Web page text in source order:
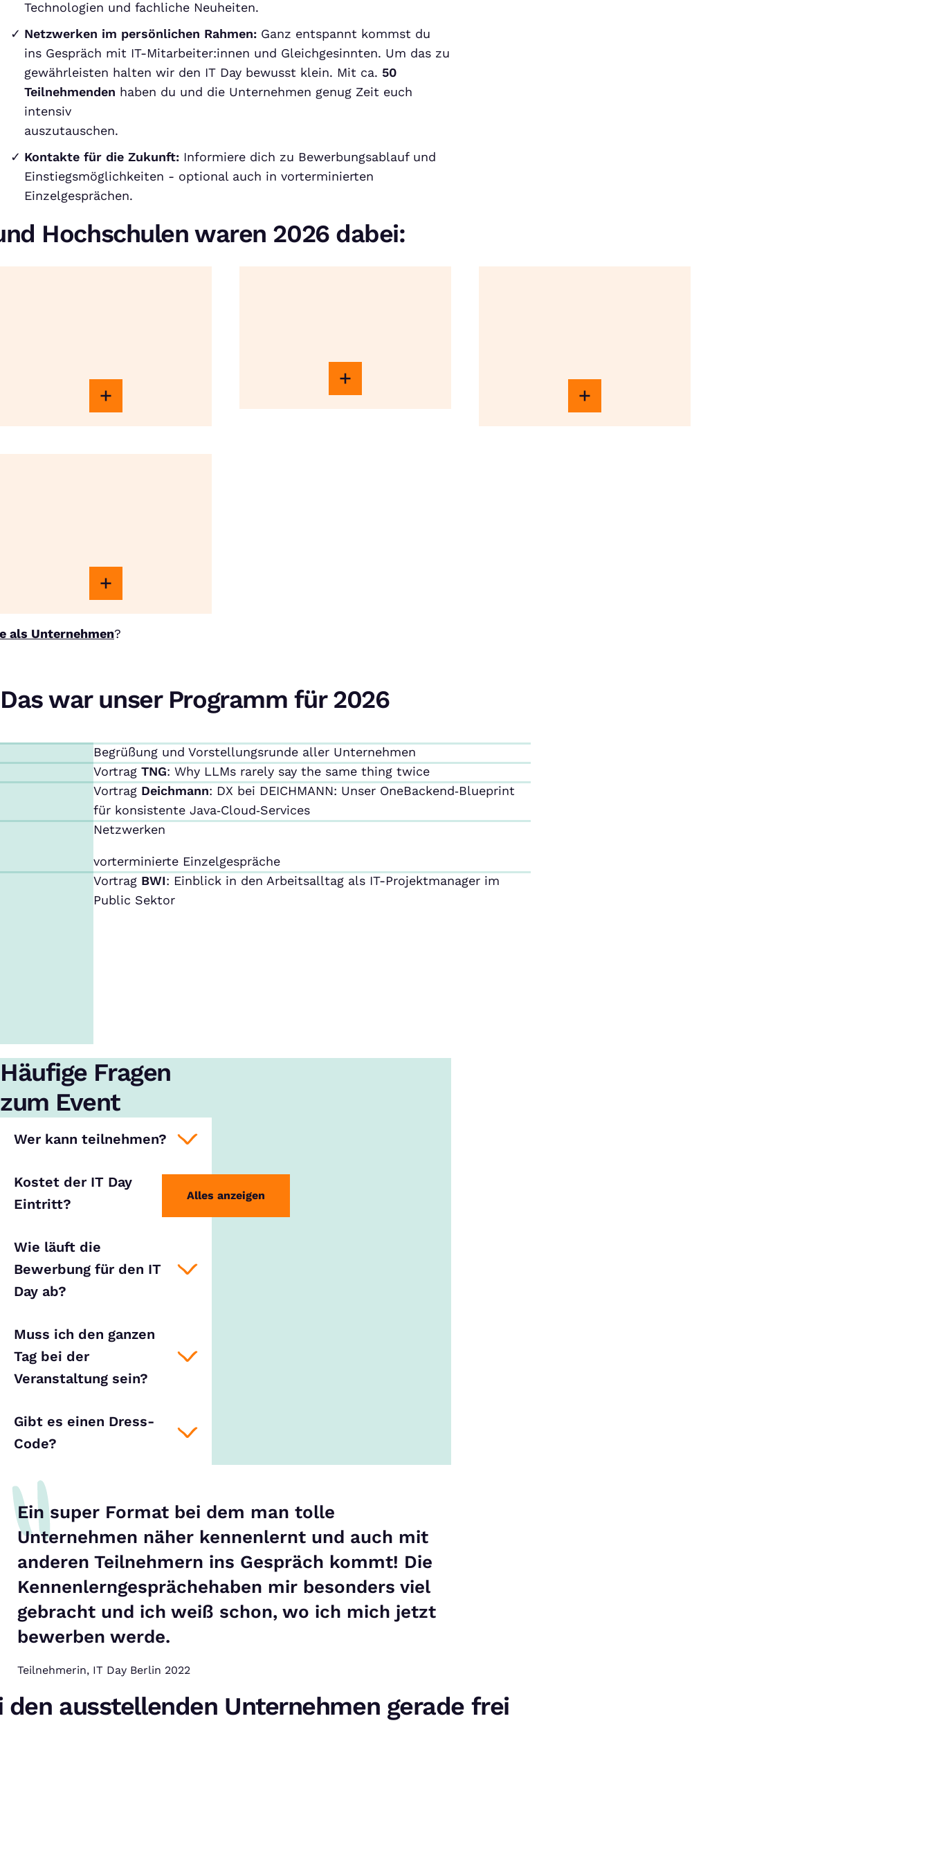
Technologien und fachliche Neuheiten.
Netzwerken im persönlichen Rahmen: Ganz entspannt kommst du
ins Gespräch mit IT-Mitarbeiter:innen und Gleichgesinnten. Um das zu
gewährleisten halten wir den IT Day bewusst klein. Mit ca. 50
Teilnehmenden haben du und die Unternehmen genug Zeit euch
intensiv
auszutauschen.
Kontakte für die Zukunft: Informiere dich zu Bewerbungsablauf und
Einstiegsmöglichkeiten - optional auch in vorterminierten
Einzelgesprächen.
Hochschulen waren 2026 dabei:
als Unternehmen?
Das war unser Programm für 2026
Begrüßung und Vorstellungsrunde aller Unternehmen
VortragTNG: Why LLMs rarely say the same thing twice
Vortrag Deichmann: DX bei DEICHMANN: Unser OneBackend‑Blueprint
für konsistente Java‑Cloud‑Services
Netzwerken
vorterminierte Einzelgespräche
Vortrag BWI: Einblick in den Arbeitsalltag als IT-Projektmanager im
Public Sektor
Alles anzeigen
Häufige Fragen
zum Event
Wer kann teilnehmen?
Kostet der IT Day
Eintritt?
Wie läuft die
Bewerbung für den IT
Day ab?
Muss ich den ganzen
Tag bei der
Veranstaltung sein?
Gibt es einen Dress-
Code?
Ein super Format bei dem man tolle
Unternehmen näher kennenlernt und auch mit
anderen Teilnehmern ins Gespräch kommt! Die
Kennenlerngesprächehaben mir besonders viel
gebracht und ich weiß schon, wo ich mich jetzt
bewerben werde.
Teilnehmerin, IT Day Berlin 2022
den ausstellenden Unternehmen gerade frei